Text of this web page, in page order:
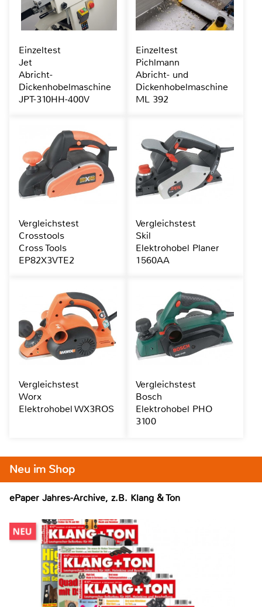
Neu im Shop
ePaper Jahres-Archive, z.B. Klang & Ton
Einzeltest
Jet
Abricht-
Dickenhobelmaschine
JPT-310HH-400V
Einzeltest
Pichlmann
Abricht- und
Dickenhobelmaschine
ML 392
Vergleichstest
Crosstools
Cross Tools
EP82X3VTE2
Vergleichstest
Skil
Elektrohobel Planer
1560AA
Vergleichstest
Worx
Elektrohobel WX3ROS
Vergleichstest
Bosch
Elektrohobel PHO
3100